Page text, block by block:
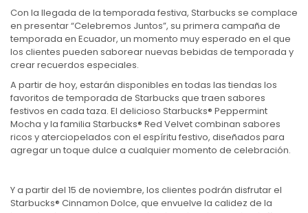
Con la llegada de la temporada festiva, Starbucks se complace
en presentar “Celebremos Juntos”, su primera campaña de
temporada en Ecuador, un momento muy esperado en el que
los clientes pueden saborear nuevas bebidas de temporada y
crear recuerdos especiales.
A partir de hoy, estarán disponibles en todas las tiendas los
favoritos de temporada de Starbucks que traen sabores
festivos en cada taza. El delicioso Starbucks® Peppermint
Mocha y la familia Starbucks® Red Velvet combinan sabores
ricos y aterciopelados con el espíritu festivo, diseñados para
agregar un toque dulce a cualquier momento de celebración.
Y a partir del 15 de noviembre, los clientes podrán disfrutar el
Starbucks® Cinnamon Dolce, que envuelve la calidez de la